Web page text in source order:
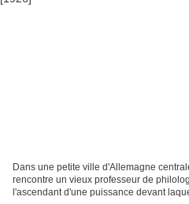
Dans une petite ville d'Allemagne
rencontre un vieux professeur de
l'ascendant d'une puissance devant